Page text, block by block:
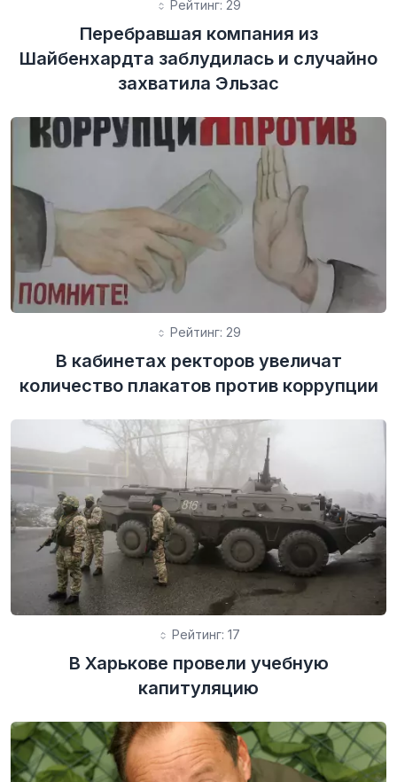
Рейтинг: 29
Перебравшая компания из
Шайбенхардта заблудилась и случайно
захватила Эльзас
Рейтинг: 29
В кабинетах ректоров увеличат
количество плакатов против коррупции
Рейтинг: 17
В Харькове провели учебную
капитуляцию